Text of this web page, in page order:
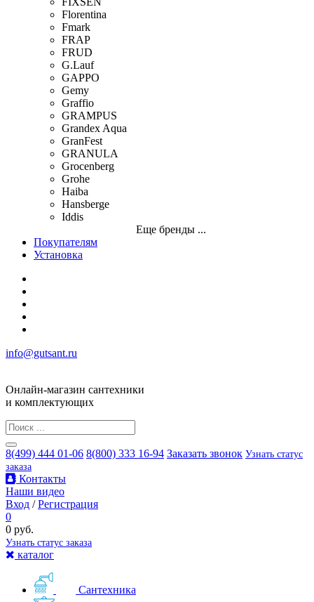
Florentina
Fmark
FRAP
FRUD
G.Lauf
GAPPO
Gemy
Graffio
GRAMPUS
Grandex Aqua
GranFest
GRANULA
Grocenberg
Grohe
Haiba
Hansberge
Iddis
Еще бренды ...
Покупателям
Установка
info@gutsant.ru
Онлайн-магазин сантехники
и комплектующих
8(499) 444 01-06 8(800) 333 16-94 Заказать звонок Узнать статус
заказа
Контакты
Наши видео
Вход /Регистрация
0
0 руб.
Узнать статус заказа
каталог
Сантехника